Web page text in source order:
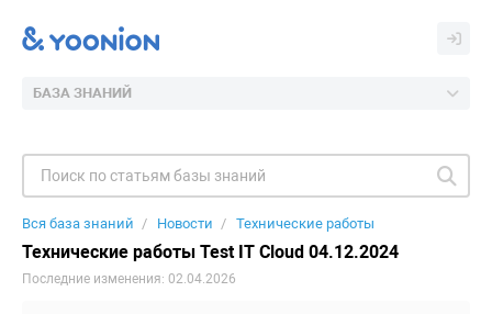
БАЗА ЗНАНИЙ
Вся база знаний Новости Технические работы
Технические работы Test IT Cloud 04.12.2024
Последние изменения: 02.04.2026